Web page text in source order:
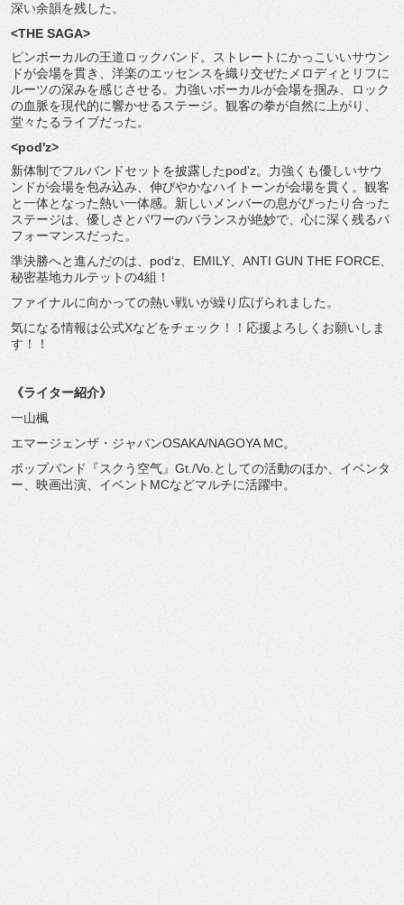
深い余韻を残した。
<THE SAGA>
ピンボーカルの王道ロックバンド。
ストレートにかっこいいサウン
ドが会場を貫き、 洋楽のエッセンスを織り交ぜたメロディとリフに
ルーツの深みを感じさせる。力強いボーカルが会場を掴み、
ロック
の血脈を現代的に響かせるステージ。 観客の拳が自然に上がり、
堂々たるライブだった。
<pod'z>
新体制でフルバンドセットを披露したpod'z。 力強くも優しいサウ
ンドが会場を包み込み、 伸びやかなハイトーンが会場を貫く。 観客
と一体となった熱い一体感。 新しいメンバーの息がぴったり合った
ステージは、 優しさとパワーのバランスが絶妙で、 心に深く残るパ
フォーマンスだった。
準決勝へと進んだのは、pod‘z、EMILY、ANTI GUN THE FORCE、
秘密基地カルテットの4組！
ファイナルに向かっての熱い戦いが繰り広げられました。
気になる情報は公式Xなどをチェック！！ 応援よろしくお願いしま
す！！
《ライター紹介》
一山楓
エマージェンザ・ジャパンOSAKA/NAGOYA MC。
ポップバンド『スクう空气』Gt./Vo.としての活動のほか、 イベンタ
ー、映画出演、イベントMCなどマルチに活躍中。